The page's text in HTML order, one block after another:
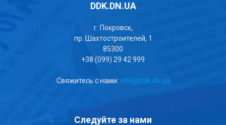
DDK.DN.UA
г. Покровск,
пр. Шахтостроителей, 1
85300
+38 (099) 29 42 999
Свяжитесь с нами: info@ddk.dn.ua
Следуйте за нами